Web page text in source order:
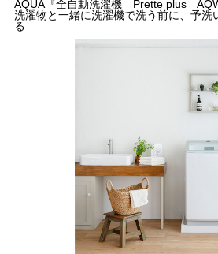
AQUA『全自動洗濯機 Prette plus
洗濯物と一緒に洗濯機で洗う前に、予洗
る